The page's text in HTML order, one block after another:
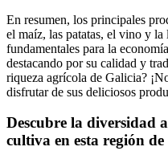
En resumen, los principales
el maíz, las patatas, el vino y la
fundamentales para la
destacando por su calidad y
riqueza agrícola de Galicia?
disfrutar de sus deliciosos
Descubre la diversidad
cultiva en esta región